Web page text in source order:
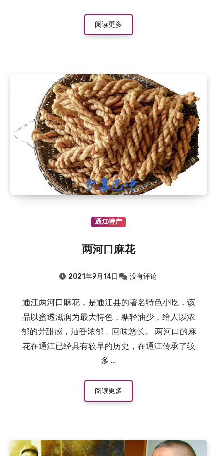
阅读更多
通江特产
两河口麻花
2021年9月14日 没有评论
通江两河口麻花，是通江县的著名特色小吃，该
品以蜜透滋润为最大特色，糖轻油少，给人以浓
郁的芳甜感，油香浓郁，回味悠长。 两河口的麻
花在通江已经具有较早的历史，在通江传承了较
多 …
阅读更多